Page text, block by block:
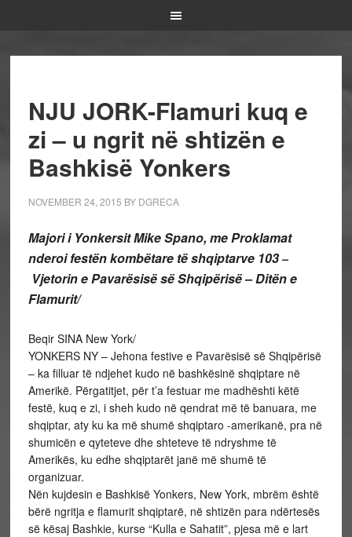
NJU JORK-Flamuri kuq e
zi – u ngrit në shtizën e
Bashkisë Yonkers
NOVEMBER 24, 2015 BY DGRECA
Majori i Yonkersit Mike Spano, me Proklamat
nderoi festën kombëtare të shqiptarve 103 –
Vjetorin e Pavarësisë së Shqipërisë – Ditën e
Flamurit/
Beqir SINA New York/
YONKERS NY – Jehona festive e Pavarësisë së Shqipërisë
– ka filluar të ndjehet kudo në bashkësinë shqiptare në
Amerikë. Përgatitjet, për t’a festuar me madhështi këtë
festë, kuq e zi, i sheh kudo në qendrat më të banuara, me
shqiptar, aty ku ka më shumë shqiptaro -amerikanë, pra në
shumicën e qyteteve dhe shteteve të ndryshme të
Amerikës, ku edhe shqiptarët janë më shumë të
organizuar.
Nën kujdesin e Bashkisë Yonkers, New York, mbrëm është
bërë ngritja e flamurit shqiptarë, në shtizën para ndërtesës
së kësaj Bashkie, kurse “Kulla e Sahatit”, pjesa më e lart